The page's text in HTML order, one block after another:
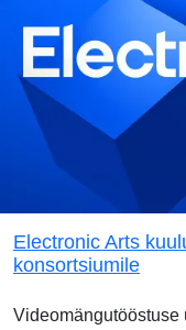
Electronic Arts
konsortsiumile
Videomängutööstuse